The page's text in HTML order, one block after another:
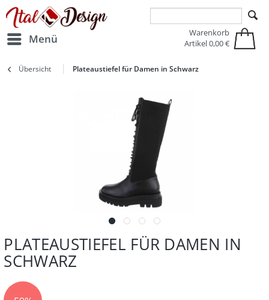
Zur Hauptnavigation springen Zum Hauptinhalt springen
Menü
Warenkorb
Artikel0,00 €
Übersicht Plateaustiefel für Damen in Schwarz
PLATEAUSTIEFEL FÜR DAMEN IN
SCHWARZ